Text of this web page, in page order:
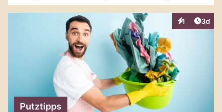
1
Interaktionen
3d
Putztipps